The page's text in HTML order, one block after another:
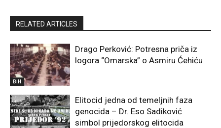
RELATED ARTICLES
BiH
Drago Perković: Potresna priča iz
logora “Omarska” o Asmiru Ćehiću
Elitocid jedna od temeljnih faza
genocida – Dr. Eso Sadiković
simbol prijedorskog elitocida